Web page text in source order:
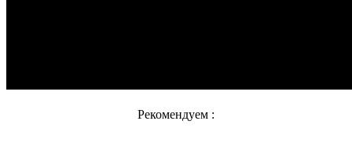
Рекомендуем :